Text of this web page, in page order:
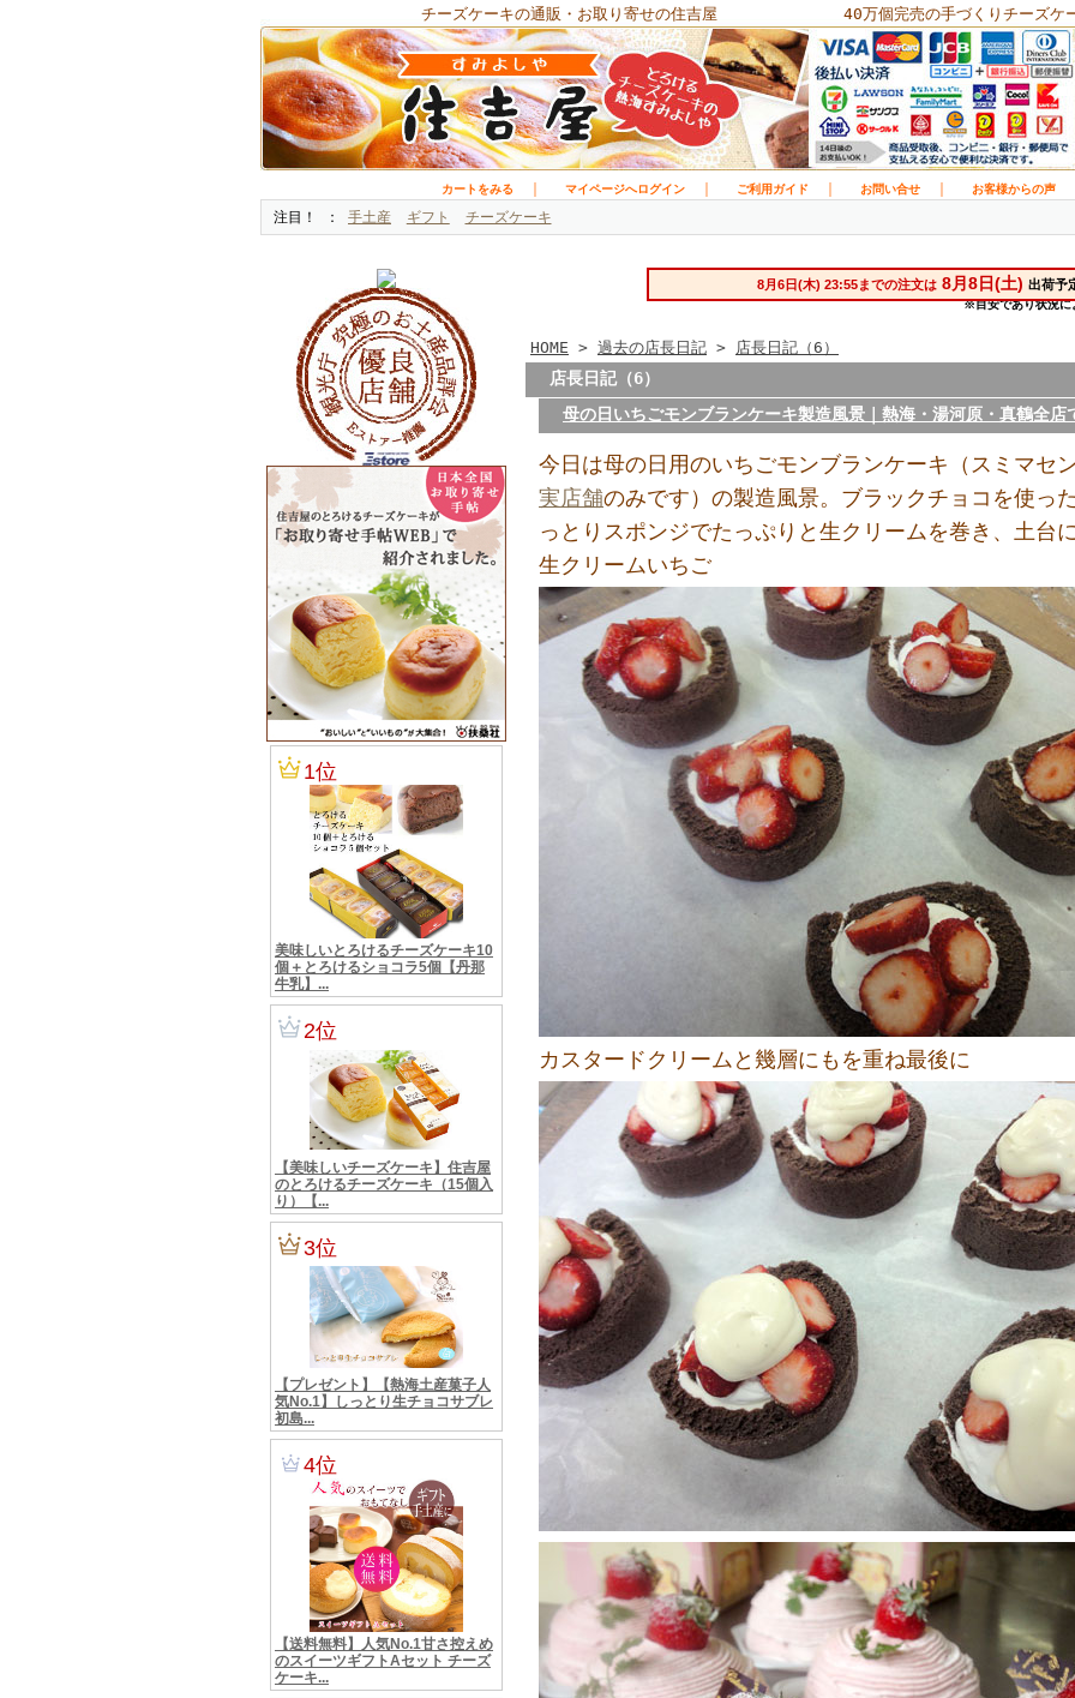
チーズケーキの通販・お取り寄せの住吉屋 40万個完売の手づくりチーズケ
カートをみる マイページへログイン ご利用ガイド お問い合せ お客様からの声
注目！
手土産 ギフト チーズケーキ
HOME > 過去の店長日記 > 店長日記（6）
店長日記（6）
母の日いちごモンブランケーキ製造風景｜熱海・湯河原・真鶴全店
今日は母の日用のいちごモンブランケーキ（スミマセ
実店舗のみです）の製造風景。ブラックチョコを使っ
っとりスポンジでたっぷりと生クリームを巻き、土台
生クリームいちご
カスタードクリームと幾層にもを重ね最後に